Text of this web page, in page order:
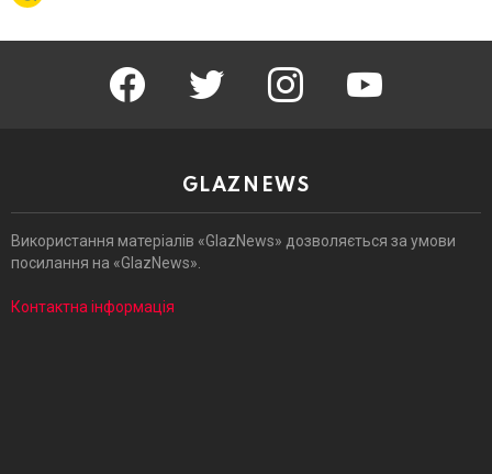
facebook twitter instagram youtube
GLAZNEWS
Використання матеріалів «GlazNews» дозволяється за умови
посилання на «GlazNews».
Контактна інформація